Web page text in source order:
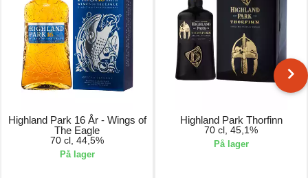
Highland Park 16 År - Wings of
The Eagle
70 cl, 44,5%
På lager
Highland Park Thorfinn
70 cl, 45,1%
På lager